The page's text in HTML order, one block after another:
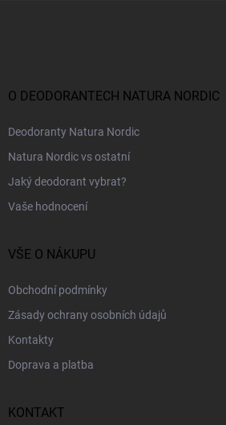
O DEODORANTECH NATURA NORDIC
Deodoranty Natura Nordic
Natura Nordic vs ostatní
Jaký deodorant vybrat?
Vaše hodnocení
VŠE O NÁKUPU
Obchodní podmínky
Zásady ochrany osobních údajů
Kontakty
Doprava a platba
KONTAKT